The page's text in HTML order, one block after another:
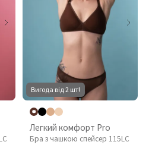
Вигода від 2 шт!
Легкий комфорт Pro
Бра з чашкою спейсер 115LC